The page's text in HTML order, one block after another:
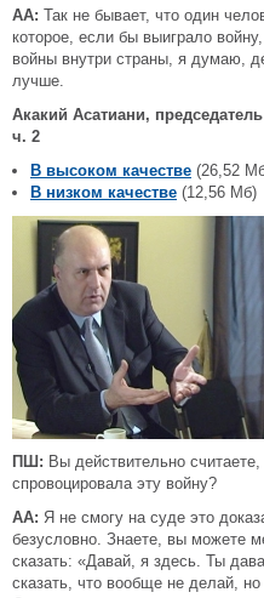
АА: Так не бывает, что один
которое, если бы выиграло
войны внутри страны, я думаю,
лучше.
Акакий Асатиани,
ч. 2
В высоком качестве (26,52
В низком качестве (12,56 Мб)
ПШ: Вы действительно
спровоцировала эту войну?
АА: Я не смогу на суде это
безусловно. Знаете, вы можете
сказать: «Давай, я здесь. Ты
сказать, что вообще не делай,